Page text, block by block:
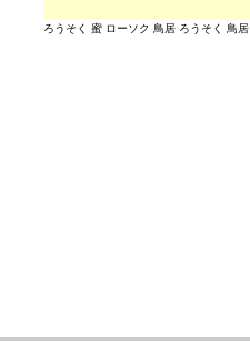
ろうそく 蜜 ローソク 鳥居 ろうそく 鳥居